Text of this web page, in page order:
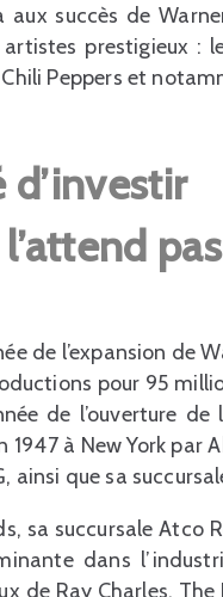
succès de
prestigieux :
Peppers et
pas
de l’expansion de
pour 95
de l’ouverture
à New York
ainsi que sa
sa succursale Atco
dans
de Ray Charles,